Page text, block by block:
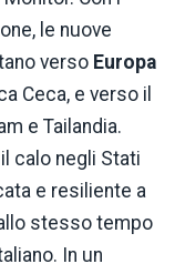
le nuove
verso Europa
Ceca, e verso il
e Tailandia.
calo negli Stati
e resiliente a
stesso tempo
In un